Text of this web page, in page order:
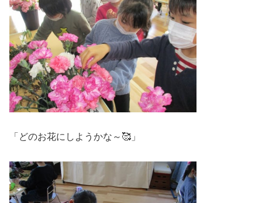
「どのお花にしようかな～🥰」